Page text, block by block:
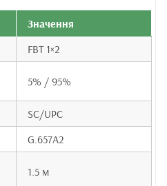
Значення
FBT 1×2
5% / 95%
SC/UPC
G.657A2
1.5 м